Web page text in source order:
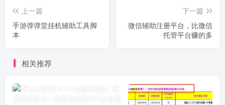
上一篇
手游弹弹堂挂机辅助工具脚
本
下一篇
微信辅助注册平台，比微信
托管平台赚的多
相关推荐